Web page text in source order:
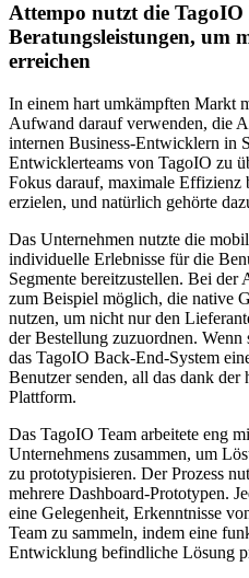
Attempo nutzt die
Beratungsleistungen, um
erreichen
In einem hart umkämpften Markt
Aufwand darauf verwenden, die
internen Business-Entwicklern in
Entwicklerteams von TagoIO zu
Fokus darauf, maximale Effizienz
erzielen, und natürlich gehörte
Das Unternehmen nutzte die
individuelle Erlebnisse für die
Segmente bereitzustellen. Bei
zum Beispiel möglich, die native
nutzen, um nicht nur den
der Bestellung zuzuordnen.
das TagoIO Back-End-System
Benutzer senden, all das dank
Plattform.
Das TagoIO Team arbeitete eng
Unternehmens zusammen, um
zu prototypisieren. Der Prozess
mehrere Dashboard-Prototypen.
eine Gelegenheit, Erkenntnisse
Team zu sammeln, indem eine
Entwicklung befindliche Lösung